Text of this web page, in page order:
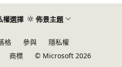
權選擇 佈景主題
格 參與
隱私權
商標 © Microsoft 2026